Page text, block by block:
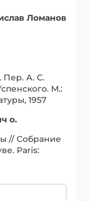
Ломанов
Пер. А. С.
М.:
1957
о.
// Собрание
Paris: